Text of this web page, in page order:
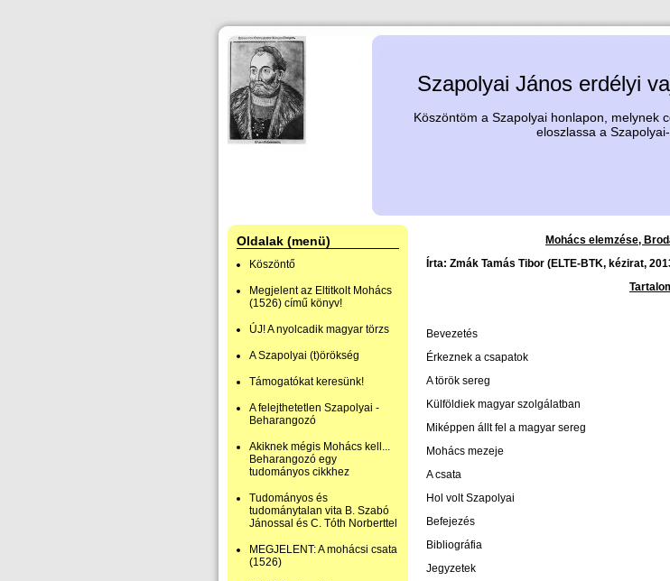
Szapolyai János erdélyi
Köszöntöm a Szapolyai honlapon, melynek
eloszlassa a
Oldalak (menü)
Köszöntő
Megjelent az Eltitkolt Mohács
(1526) című könyv!
ÚJ! A nyolcadik magyar törzs
A Szapolyai (t)örökség
Támogatókat keresünk!
A felejthetetlen Szapolyai -
Beharangozó
Akiknek mégis Mohács kell...
Beharangozó egy
tudományos cikkhez
Tudományos és
tudománytalan vita B. Szabó
Jánossal és C. Tóth Norberttel
MEGJELENT: A mohácsi csata
(1526)
Mohács elemzése,
Írta: Zmák Tamás Tibor (ELTE-BTK, kézirat,
Bevezetés
Érkeznek a csapatok
A török sereg
Külföldiek magyar szolgálatban
Miképpen állt fel a magyar sereg
Mohács mezeje
A csata
Hol volt Szapolyai
Befejezés
Bibliográfia
Jegyzetek